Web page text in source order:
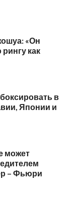
«Он
как
в
Японии и
может
– Фьюри